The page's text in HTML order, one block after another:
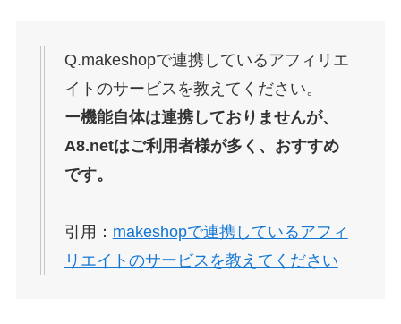
Q.makeshopで連携しているアフィリエ
イトのサービスを教えてください。
ー機能自体は連携しておりませんが、
A8.netはご利用者様が多く、おすすめ
です。
引用： makeshopで連携しているアフィ
リエイトのサービスを教えてください